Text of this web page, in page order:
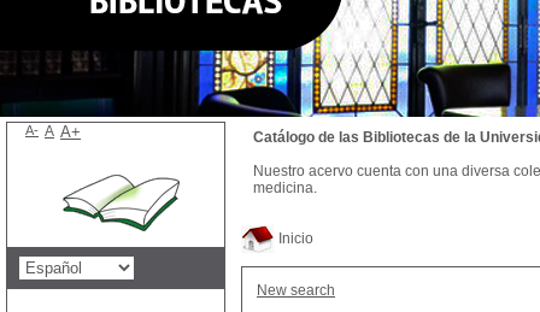
Inicio
New search
Catálogo de las Bibliotecas de la
Nuestro acervo cuenta con una diversa
medicina.
A- A A+